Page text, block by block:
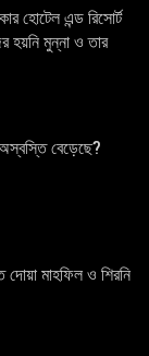
হোটেল এন্ড রিসোর্ট
হয়নি মুন্না ও তার
অস্বস্তি বেড়েছে?
দোয়া মাহফিল ও শিরনি